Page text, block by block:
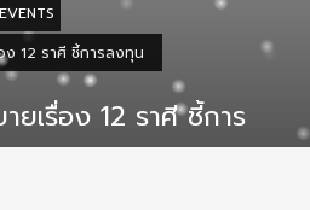
EVENTS
ง 12 ราศี ชี้การลงทุน
ยเรื่อง 12 ราศี ชี้การ